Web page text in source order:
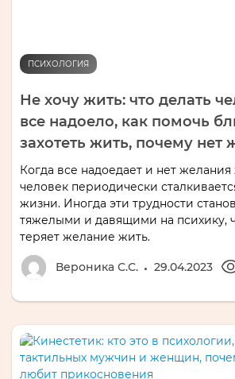
ПСИХОЛОГИЯ
Не хочу жить: что делать
все надоело, как помочь
захотеть жить, почему нет
Когда все надоедает и нет
человек периодически
жизни. Иногда эти трудности
тяжелыми и давящими на психику,
теряет желание жить.
Вероника С.С. 29.04.2023